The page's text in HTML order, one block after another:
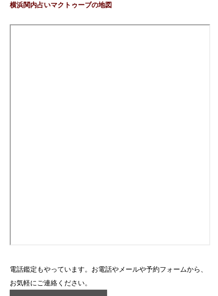
横浜関内占いマクトゥーブの地図
電話鑑定もやっています。お電話やメールや予約フォームから、
お気軽にご連絡ください。